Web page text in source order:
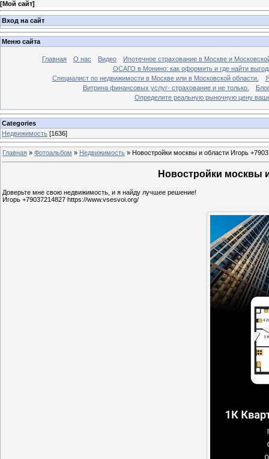
[Мой сайт]
Вход на сайт
Меню сайта
Главная О нас Видео
Ипотечное страхование в Москве и
ОСАГО в Монино: как оформить и где найти
Специалист по недвижимости в Москве или в Московской области.
Витрина финансовых услуг- страхование и не только.
Блог
Определите реальную рыночную цену
Categories
Недвижимость [1636]
Главная » Фотоальбом » Недвижимость » Новостройки москвы и области Игорь
Новостройки москвы
Доверьте мне свою недвижимость, и я найду лучшее решение!
Игорь +79037214827 https://www.vsesvoi.org/